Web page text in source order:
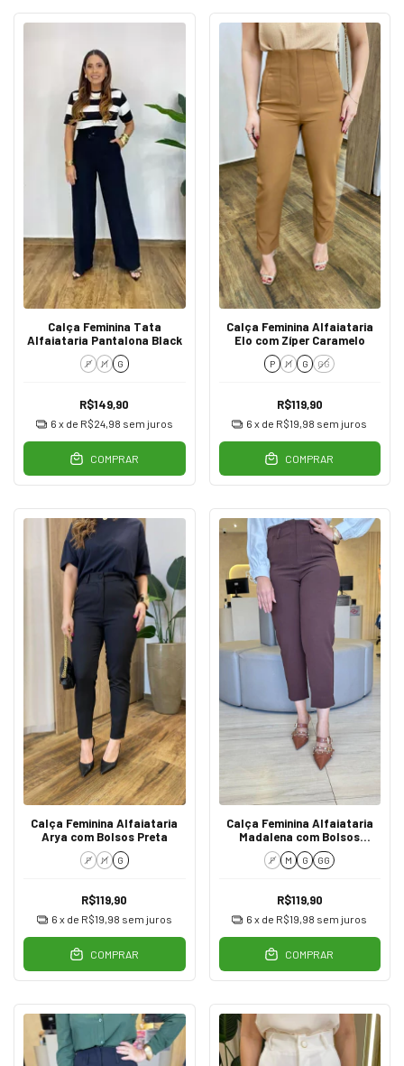
Calça Feminina Tata
Alfaiataria Pantalona Black
P M G
R$149,90
6 x de R$24,98 sem juros
COMPRAR
Calça Feminina Alfaiataria
Elo com Zíper Caramelo
P M G GG
R$119,90
6 x de R$19,98 sem juros
COMPRAR
Calça Feminina Alfaiataria
Arya com Bolsos Preta
P M G
R$119,90
6 x de R$19,98 sem juros
COMPRAR
Calça Feminina Alfaiataria
Madalena com Bolsos
Marrom
P M G GG
R$119,90
6 x de R$19,98 sem juros
COMPRAR